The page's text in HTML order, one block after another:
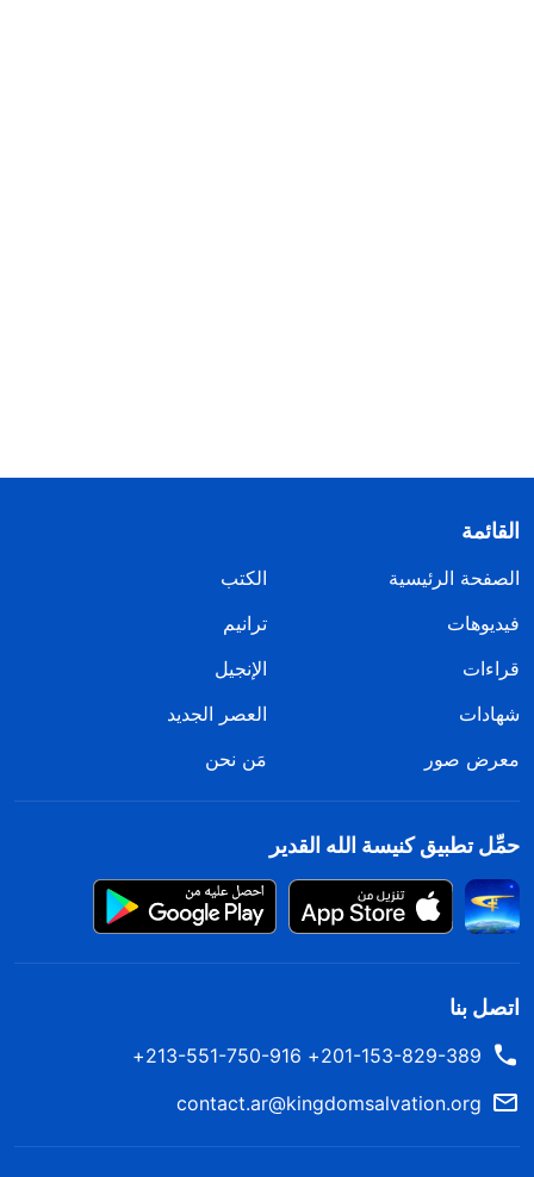
القائمة
الصفحة الرئيسية
الكتب
فيديوهات
ترانيم
قراءات
الإنجيل
شهادات
العصر الجديد
معرض صور
مَن نحن
حمِّل تطبيق كنيسة الله القدير
اتصل بنا
201-153-829-389+ 213-551-750-916+
contact.ar@kingdomsalvation.org